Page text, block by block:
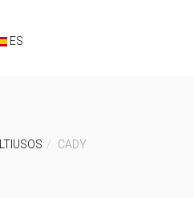
ES
CADY